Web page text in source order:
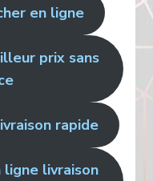
en ligne
prix sans
rapide
livraison